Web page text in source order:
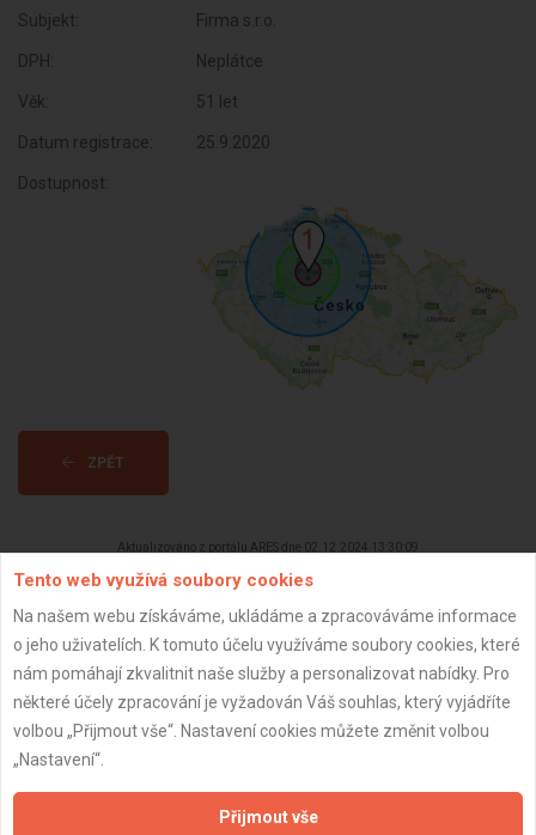
Subjekt: Firma s.r.o.
DPH: Neplátce
Věk: 51 let
Datum registrace: 25.9.2020
Dostupnost:
ZPĚT
Aktualizováno z portálu ARES dne 02.12.2024 13:30:09
Důležité informace
Naše firmy a řemeslníci
Zásady pro používání souborů cookie
Obchodní podmínky (zprostředkování)
Tento web využívá soubory cookies
Na našem webu získáváme, ukládáme a zpracováváme informace
o jeho uživatelích. K tomuto účelu využíváme soubory cookies, které
nám pomáhají zkvalitnit naše služby a personalizovat nabídky. Pro
některé účely zpracování je vyžadován Váš souhlas, který vyjádříte
volbou „Přijmout vše“. Nastavení cookies můžete změnit volbou
„Nastavení“.
Přijmout vše